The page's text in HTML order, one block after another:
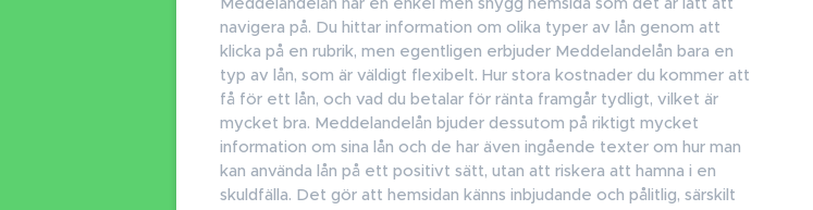
Meddelandelån har en enkel men snygg hemsida som det är lätt att
navigera på. Du hittar information om olika typer av lån genom att
klicka på en rubrik, men egentligen erbjuder Meddelandelån bara en
typ av lån, som är väldigt flexibelt. Hur stora kostnader du kommer att
få för ett lån, och vad du betalar för ränta framgår tydligt, vilket är
mycket bra. Meddelandelån bjuder dessutom på riktigt mycket
information om sina lån och de har även ingående texter om hur man
kan använda lån på ett positivt sätt, utan att riskera att hamna i en
skuldfälla. Det gör att hemsidan känns inbjudande och pålitlig, särskilt